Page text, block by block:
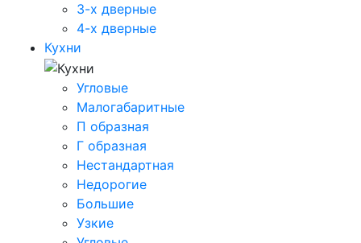
3-х дверные
4-х дверные
Кухни
Угловые
Малогабаритные
П образная
Г образная
Нестандартная
Недорогие
Большие
Узкие